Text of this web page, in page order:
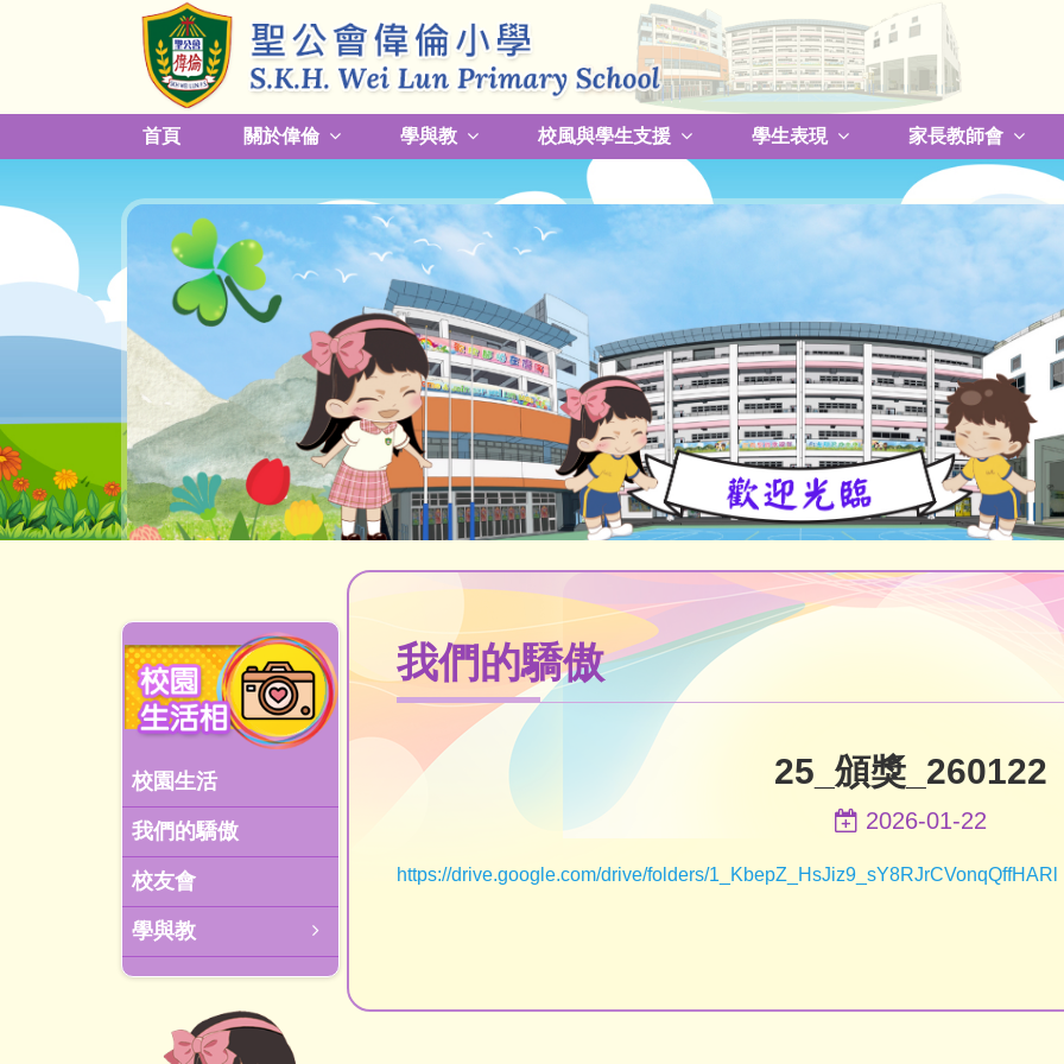
首頁 關於偉倫 學與教 校風與學生支援 學生表現 家長教師會
校園生活
我們的驕傲
校友會
學與教
我們的驕傲
25_頒獎_260122
2026-01-22
https://drive.google.com/drive/folders/1_KbepZ_HsJiz9_sY8RJrCVonqQffHARl